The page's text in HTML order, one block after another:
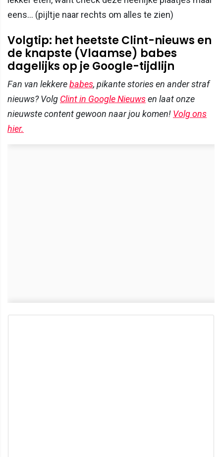
eens... (pijltje naar rechts om alles te zien)
Volgtip: het heetste Clint-nieuws en
de knapste (Vlaamse) babes
dagelijks op je Google-tijdlijn
Fan van lekkerebabes, pikante stories en ander straf
nieuws? Volg Clint in Google Nieuwsen laat onze
nieuwste content gewoon naar jou komen! Volg ons
hier.